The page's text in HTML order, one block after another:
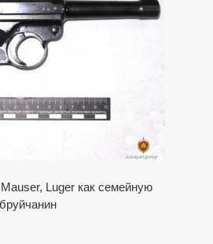
Luger как семейную